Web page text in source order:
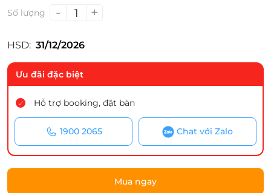
Số lượng - 1 +
HSD: 31/12/2026
Ưu đãi đặc biệt
Hỗ trợ booking, đặt bàn
1900 2065 Chat với Zalo
Mua ngay